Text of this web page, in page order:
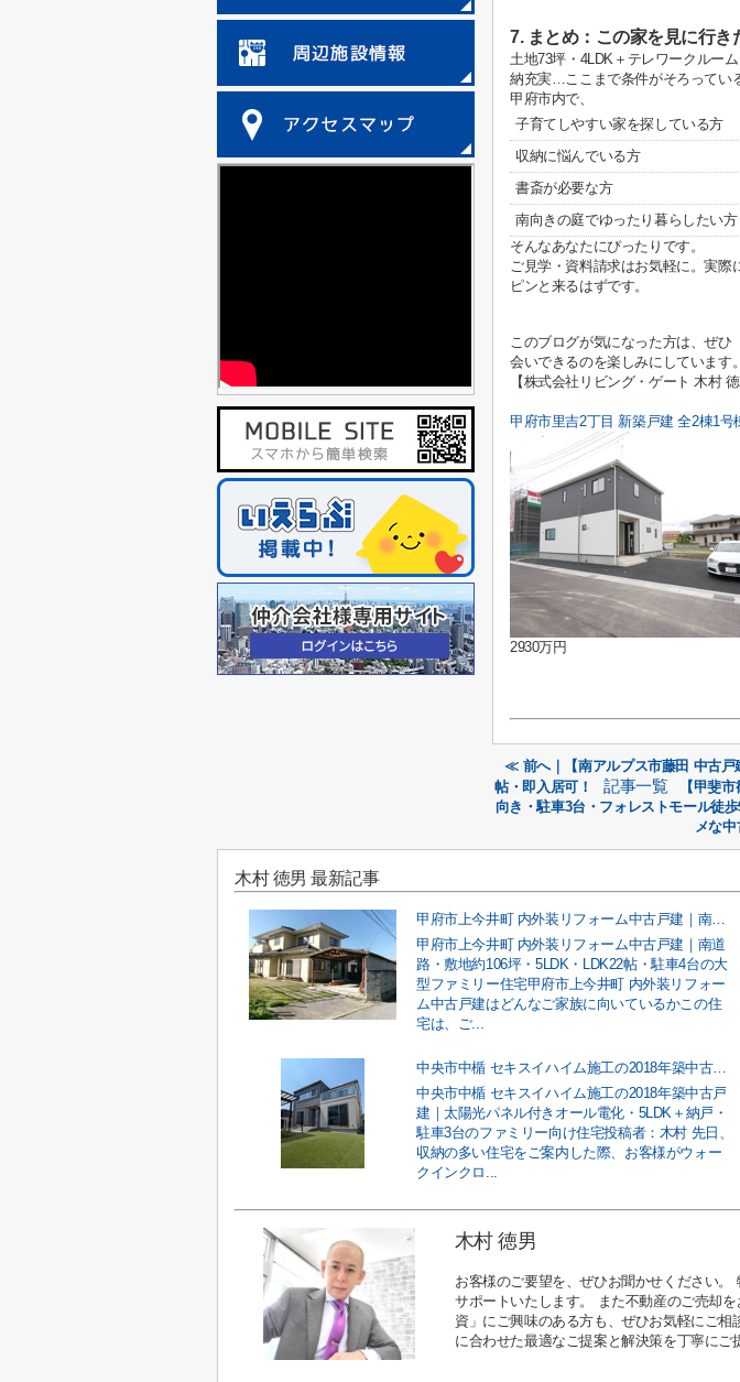
7. まとめ：この家を見に行き
土地73坪・4LDK＋テレワークルー
納充実…ここまで条件がそろってい
甲府市内で、
子育てしやすい家を探している方
収納に悩んでいる方
書斎が必要な方
南向きの庭でゆったり暮らしたい方
そんなあなたにぴったりです。
ご見学・資料請求はお気軽に。実際
ピンと来るはずです。
このブログが気になった方は、ぜ
会いできるのを楽しみにしています。
【株式会社リビング・ゲート 木村 徳
甲府市里吉2丁目 新築戸建 全2棟1号
2930万円
≪ 前へ｜【南アルプス市藤田 中古戸
帖・即入居可！
記事一覧
【甲斐
向き・駐車3台・フォレストモール徒
メな
木村 徳男 最新記事
甲府市上今井町 内外装リフォーム中古戸建｜南道路・敷地約106坪・5LDK・LDK22帖・駐車4台の大型ファミリー住宅
甲府市上今井町 内外装リフォーム中古戸建｜南道
路・敷地約106坪・5LDK・LDK22帖・駐車4台の大
型ファミリー住宅甲府市上今井町 内外装リフォー
ム中古戸建はどんなご家族に向いているかこの住
宅は、ご...
中央市中楯 セキスイハイム施工の2018年築中古戸建｜太陽光パネル付きオール電化・5LDK＋納戸・駐車3台のファミリー向け住宅
中央市中楯 セキスイハイム施工の2018年築中古戸
建｜太陽光パネル付きオール電化・5LDK＋納戸・
駐車3台のファミリー向け住宅投稿者：木村 先日、
収納の多い住宅をご案内した際、お客様がウォー
クインクロ...
木村 徳男
お客様のご要望を、ぜひお聞かせください
サポートいたします。 また不動産のご売却
資」にご興味のある方も、ぜひお気軽にご
に合わせた最適なご提案と解決策を丁寧にご